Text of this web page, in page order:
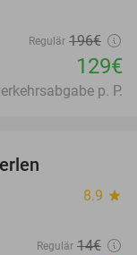
Regulär 196€
129€
p. P.
8.9 star
Regulär 14€